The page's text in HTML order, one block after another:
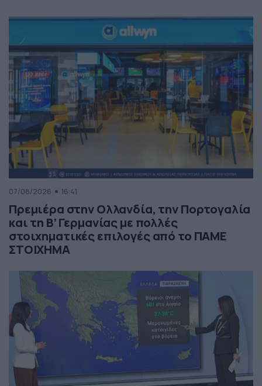
07/08/2026 16:41
Πρεμιέρα στην Ολλανδία, την Πορτογαλία
και τη Β’ Γερμανίας με πολλές
στοιχηματικές επιλογές από το ΠΑΜΕ
ΣΤΟΙΧΗΜΑ